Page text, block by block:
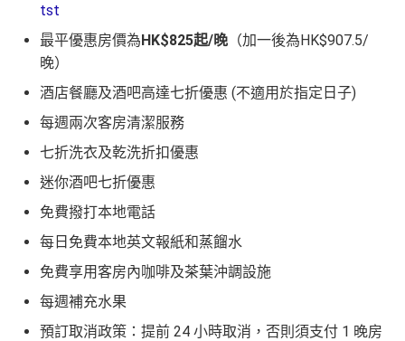
tst
最平優惠房價為HK$825起/晚 （加一後為HK$907.5/
晚）
酒店餐廳及酒吧高達七折優惠 (不適用於指定日子)
每週兩次客房清潔服務
七折洗衣及乾洗折扣優惠
迷你酒吧七折優惠
免費撥打本地電話
每日免費本地英文報紙和蒸餾水
免費享用客房內咖啡及茶葉沖調設施
每週補充水果
預訂取消政策：提前 24 小時取消，否則須支付 1 晚房